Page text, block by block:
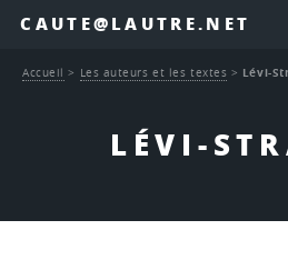
CAUTE@LAUTRE.NET
LÉVI-
Accueil > Les auteurs et les textes > Lévi-